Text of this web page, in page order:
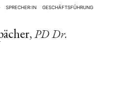
SPRECHER:IN GESCHÄFTSFÜHRUNG
PD Dr.